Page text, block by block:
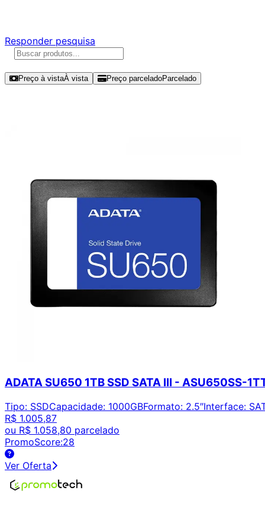
Responder pesquisa
Preço à vistaÀ vista Preço parceladoParcelado
ADATA SU650 1TB SSD SATA III - ASU650SS-
Tipo: SSDCapacidade: 1000GBFormato: 2.5″Interface:
R$ 1.005,87
ou R$ 1.058,80 parcelado
PromoScore:28
Ver Oferta